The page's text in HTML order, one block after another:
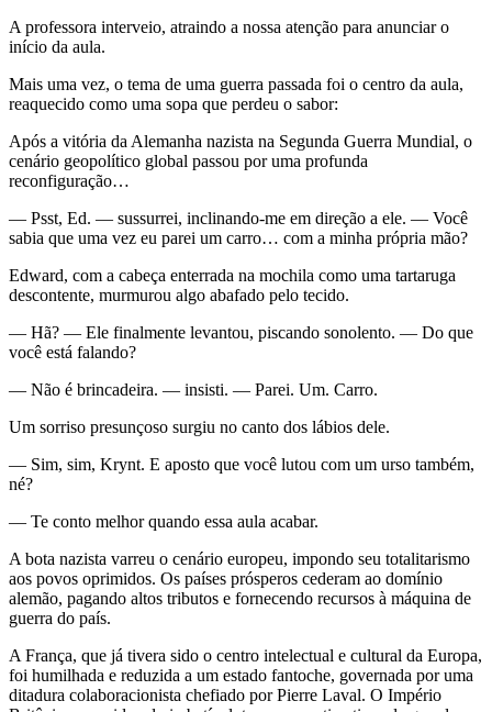
A professora interveio, atraindo a nossa atenção para anunciar o
início da aula.
Mais uma vez, o tema de uma guerra passada foi o centro da aula,
reaquecido como uma sopa que perdeu o sabor:
Após a vitória da Alemanha nazista na Segunda Guerra Mundial, o
cenário geopolítico global passou por uma profunda
reconfiguração…
— Psst, Ed. — sussurrei, inclinando-me em direção a ele. — Você
sabia que uma vez eu parei um carro… com a minha própria mão?
Edward, com a cabeça enterrada na mochila como uma tartaruga
descontente, murmurou algo abafado pelo tecido.
— Hã? — Ele finalmente levantou, piscando sonolento. — Do que
você está falando?
— Não é brincadeira. — insisti. — Parei. Um. Carro.
Um sorriso presunçoso surgiu no canto dos lábios dele.
— Sim, sim, Krynt. E aposto que você lutou com um urso também,
né?
— Te conto melhor quando essa aula acabar.
A bota nazista varreu o cenário europeu, impondo seu totalitarismo
aos povos oprimidos. Os países prósperos cederam ao domínio
alemão, pagando altos tributos e fornecendo recursos à máquina de
guerra do país.
A França, que já tivera sido o centro intelectual e cultural da Europa,
foi humilhada e reduzida a um estado fantoche, governada por uma
ditadura colaboracionista chefiado por Pierre Laval. O Império